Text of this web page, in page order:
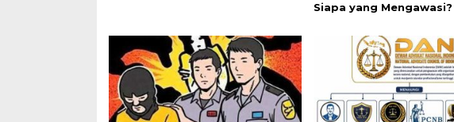
Siapa yang Mengawasi?